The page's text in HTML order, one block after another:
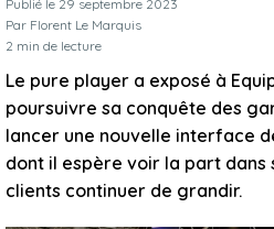
Publié le 29 septembre 2023
Par Florent Le Marquis
2 min de lecture
Le pure player a exposé à
poursuivre sa conquête des
lancer une nouvelle interface
dont il espère voir la part dans
clients continuer de grandir.